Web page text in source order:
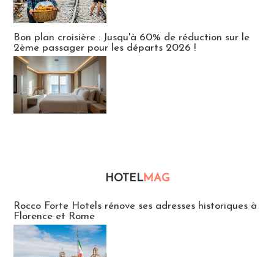
Bon plan croisière : Jusqu'à 60% de réduction sur le
2ème passager pour les départs 2026 !
HOTELMAG
Rocco Forte Hotels rénove ses adresses historiques à
Florence et Rome